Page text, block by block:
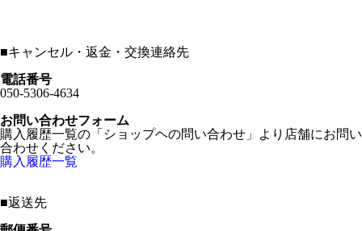
■キャンセル・返金・交換連絡先
電話番号
050-5306-4634
お問い合わせフォーム
購入履歴一覧の「ショップヘの問い合わせ」より店舗にお問い
合わせください。
購入履歴一覧
■返送先